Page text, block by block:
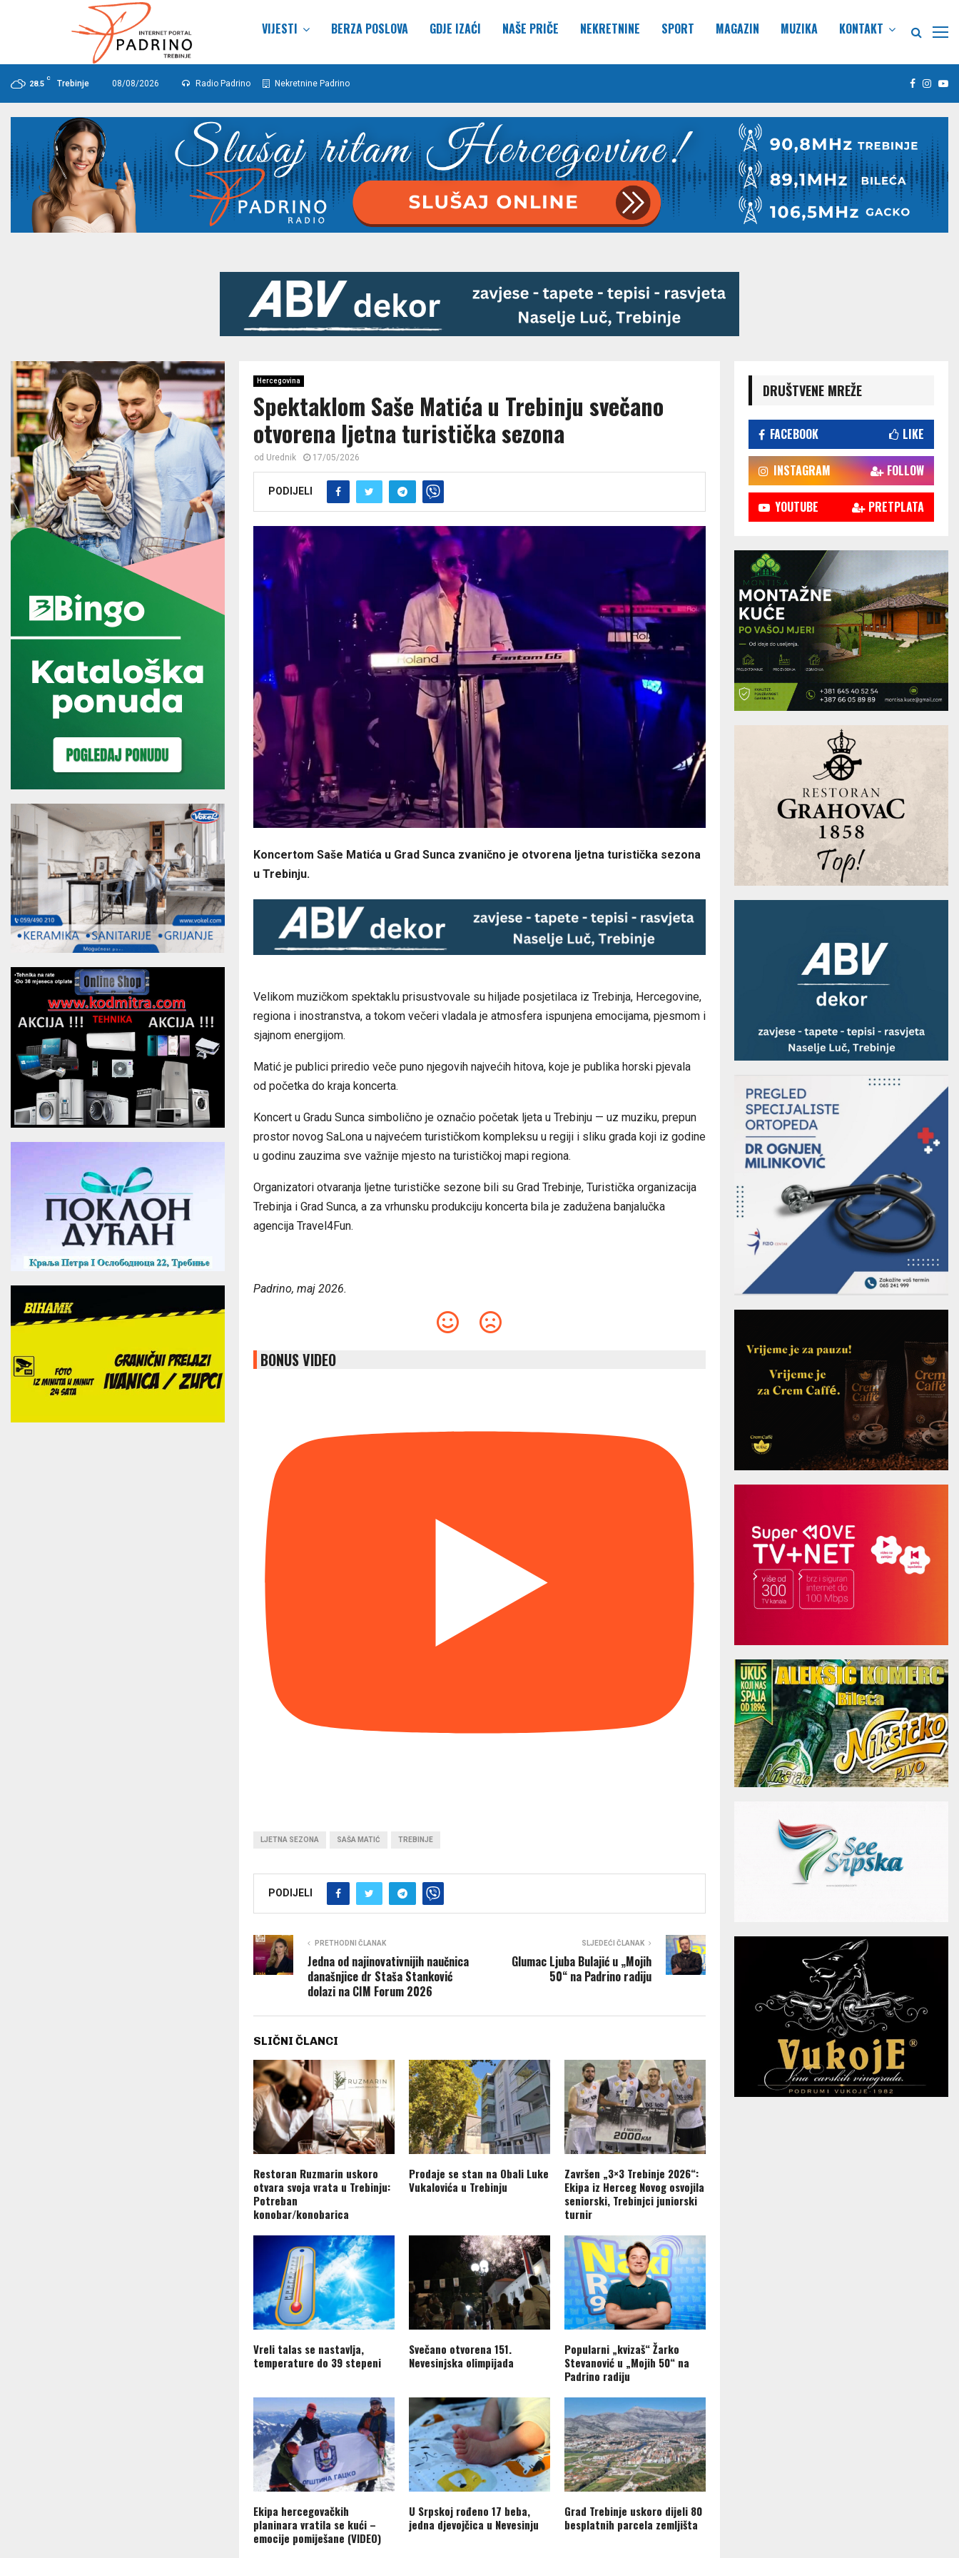
VIJESTI BERZA POSLOVA GDJE IZAĆI NAŠE PRIČE NEKRETNINE SPORT MAGAZIN MUZIKA KONTAKT
28.5
C
Trebinje 08/08/2026 Radio Padrino Nekretnine Padrino Facebook
Hercegovina
Spektaklom Saše Matića u Trebinju svečano
otvorena ljetna turistička sezona
od Urednik 17/05/2026
PODIJELI
Koncertom Saše Matića u Grad Sunca zvanično je otvorena ljetna turistička sezona
u Trebinju.
Velikom muzičkom spektaklu prisustvovale su hiljade posjetilaca iz Trebinja, Hercegovine,
regiona i inostranstva, a tokom večeri vladala je atmosfera ispunjena emocijama, pjesmom i
sjajnom energijom.
Matić je publici priredio veče puno njegovih najvećih hitova, koje je publika horski pjevala
od početka do kraja koncerta.
Koncert u Gradu Sunca simbolično je označio početak ljeta u Trebinju — uz muziku, prepun
prostor novog SaLona u najvećem turističkom kompleksu u regiji i sliku grada koji iz godine
u godinu zauzima sve važnije mjesto na turističkoj mapi regiona.
Organizatori otvaranja ljetne turističke sezone bili su Grad Trebinje, Turistička organizacija
Trebinja i Grad Sunca, a za vrhunsku produkciju koncerta bila je zadužena banjalučka
agencija Travel4Fun.
Padrino, maj 2026.
BONUS VIDEO
LJETNA SEZONA SAŠA MATIĆ TREBINJE
PODIJELI
PRETHODNI ČLANAK
Jedna od najinovativnijih naučnica
današnjice dr Staša Stanković
dolazi na CIM Forum 2026
SLJEDEĆI ČLANAK
Glumac Ljuba Bulajić u „Mojih
50“ na Padrino radiju
SLIČNI ČLANCI
Restoran Ruzmarin uskoro
otvara svoja vrata u Trebinju:
Potreban
konobar/konobarica
Prodaje se stan na Obali Luke
Vukalovića u Trebinju
Završen „3×3 Trebinje 2026“:
Ekipa iz Herceg Novog osvojila
seniorski, Trebinjci juniorski
turnir
Vreli talas se nastavlja,
temperature do 39 stepeni
Svečano otvorena 151.
Nevesinjska olimpijada
Popularni „kvizaš“ Žarko
Stevanović u „Mojih 50“ na
Padrino radiju
Ekipa hercegovačkih
planinara vratila se kući –
emocije pomiješane (VIDEO)
U Srpskoj rođeno 17 beba,
jedna djevojčica u Nevesinju
Grad Trebinje uskoro dijeli 80
besplatnih parcela zemljišta
DRUŠTVENE MREŽE
FACEBOOK LIKE
INSTAGRAM FOLLOW
YOUTUBE PRETPLATA